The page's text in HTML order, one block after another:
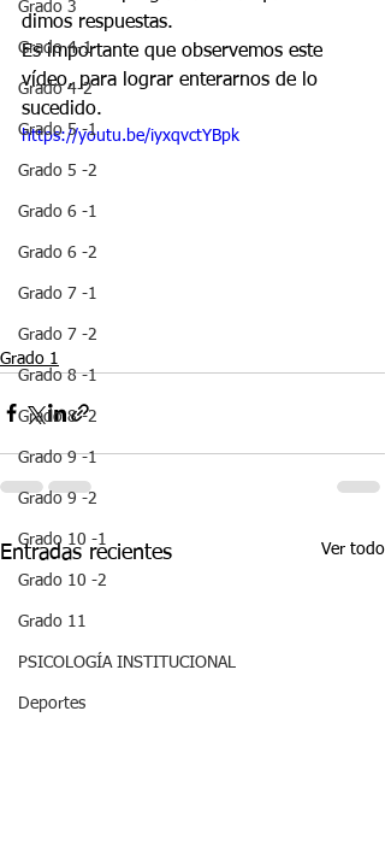
Grado 3
Grado 4-1
Grado 4-2
Grado 5 -1
Grado 5 -2
Grado 6 -1
Grado 6 -2
Grado 7 -1
Grado 7 -2
Grado 8 -1
Grado 8 -2
Grado 9 -1
Grado 9 -2
Grado 10 -1
Grado 10 -2
Grado 11
PSICOLOGÍA INSTITUCIONAL
Deportes
dimos respuestas.
Es importante que observemos este
vídeo, para lograr enterarnos de lo
sucedido.
https://youtu.be/iyxqvctYBpk
Grado 1
Entradas recientes Ver todo